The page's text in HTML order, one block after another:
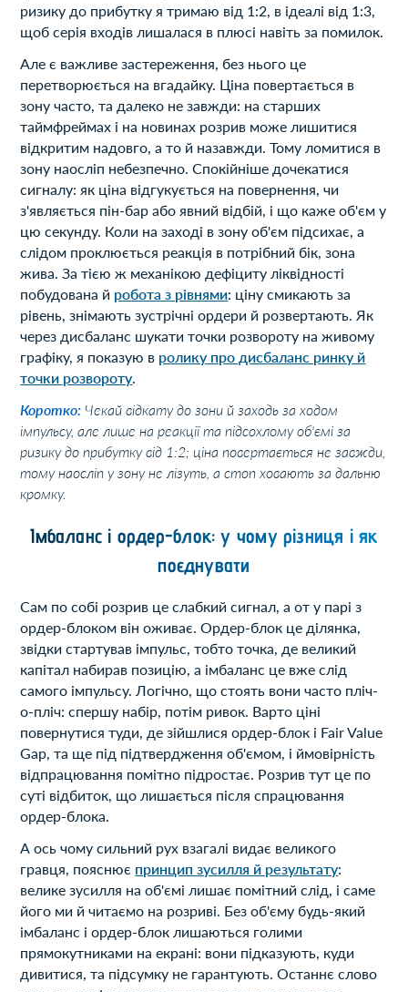
ризику до прибутку я тримаю від 1:2, в ідеалі від 1:3,
щоб серія входів лишалася в плюсі навіть за помилок.
Але є важливе застереження, без нього це
перетворюється на вгадайку. Ціна повертається в
зону часто, та далеко не завжди: на старших
таймфреймах і на новинах розрив може лишитися
відкритим надовго, а то й назавжди. Тому ломитися в
зону наосліп небезпечно. Спокійніше дочекатися
сигналу: як ціна відгукується на повернення, чи
з'являється пін-бар або явний відбій, і що каже об'єм у
цю секунду. Коли на заході в зону об'єм підсихає, а
слідом проклюється реакція в потрібний бік, зона
жива. За тією ж механікою дефіциту ліквідності
побудована й робота з рівнями: ціну смикають за
рівень, знімають зустрічні ордери й розвертають. Як
через дисбаланс шукати точки розвороту на живому
графіку, я показую в ролику про дисбаланс ринку й
точки розвороту.
Коротко: Чекай відкату до зони й заходь за ходом
імпульсу, але лише на реакції та підсохлому об'ємі за
ризику до прибутку від 1:2; ціна повертається не завжди,
тому наосліп у зону не лізуть, а стоп ховають за дальню
кромку.
Імбаланс і ордер-блок: у чому різниця і як
поєднувати
Сам по собі розрив це слабкий сигнал, а от у парі з
ордер-блоком він оживає. Ордер-блок це ділянка,
звідки стартував імпульс, тобто точка, де великий
капітал набирав позицію, а імбаланс це вже слід
самого імпульсу. Логічно, що стоять вони часто пліч-
о-пліч: спершу набір, потім ривок. Варто ціні
повернутися туди, де зійшлися ордер-блок і Fair Value
Gap, та ще під підтвердження об'ємом, і ймовірність
відпрацювання помітно підростає. Розрив тут це по
суті відбиток, що лишається після спрацювання
ордер-блока.
А ось чому сильний рух взагалі видає великого
гравця, пояснює принцип зусилля й результату:
велике зусилля на об'ємі лишає помітний слід, і саме
його ми й читаємо на розриві. Без об'єму будь-який
імбаланс і ордер-блок лишаються голими
прямокутниками на екрані: вони підказують, куди
дивитися, та підсумку не гарантують. Останнє слово